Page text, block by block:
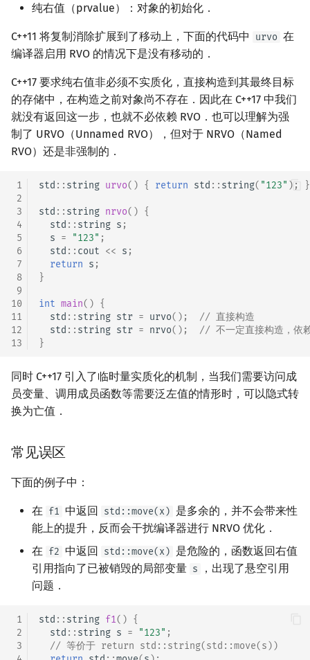
纯右值（prvalue）：对象的初始化．
C++11 将复制消除扩展到了移动上，下面的代码中 urvo 在
编译器启用 RVO 的情况下是没有移动的．
C++17 要求纯右值非必须不实质化，直接构造到其最终目标
的存储中，在构造之前对象尚不存在．因此在 C++17 中我们
就没有返回这一步，也就不必依赖 RVO．也可以理解为强
制了 URVO（Unnamed RVO），但对于 NRVO（Named
RVO）还是非强制的．
1
2
3
4
5
6
7
8
9
10
11
12
13
std :: string urvo() { return std :: string( "123" ); }
std :: string nrvo() {
std :: string s ;
s = "123" ;
std :: cout << s ;
return s ;
}
int main() {
std :: string str = urvo();
// 直接构造
std :: string str = nrvo();
// 不一定直接构造，依
}
同时 C++17 引入了临时量实质化的机制，当我们需要访问成
员变量、调用成员函数等需要泛左值的情形时，可以隐式转
换为亡值．
常见误区
下面的例子中：
在 f1 中返回 std::move(x) 是多余的，并不会带来性
能上的提升，反而会干扰编译器进行 NRVO 优化．
在 f2 中返回 std::move(x) 是危险的，函数返回右值
引用指向了已被销毁的局部变量 s
，出现了悬空引用
问题．
1
2
3
std :: string f1() {
std :: string s = "123" ;
// 等价于 return std::string(std::move(s))